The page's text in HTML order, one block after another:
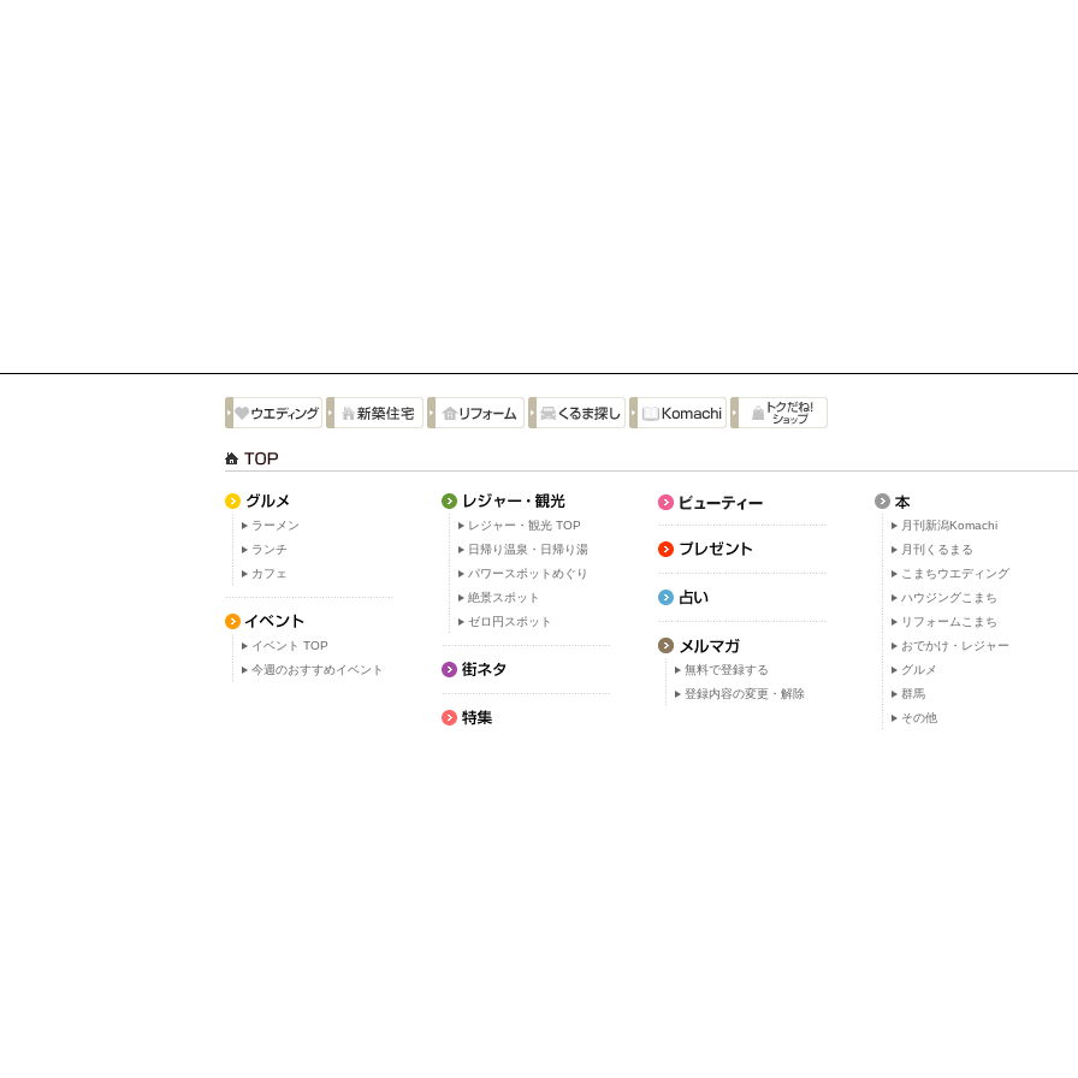
ラーメン
ランチ
カフェ
イベント TOP
今週のおすすめイベント
レジャー・観光 TOP
日帰り温泉・日帰り湯
パワースポットめぐり
絶景スポット
ゼロ円スポット
無料で登録する
登録内容の変更・解除
月刊新潟Komachi
月刊くるまる
こまちウエディング
ハウジングこまち
リフォームこまち
おでかけ・レジャー
グルメ
群馬
その他